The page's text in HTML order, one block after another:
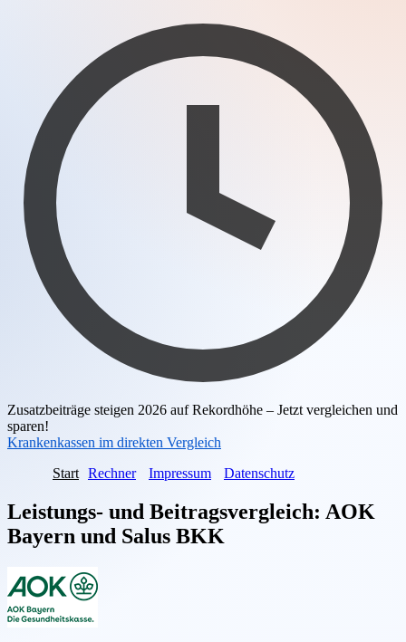
Zusatzbeiträge steigen 2026 auf Rekordhöhe – Jetzt vergleichen und
sparen!
Krankenkassen im direkten Vergleich
Start Rechner Impressum Datenschutz
Leistungs- und Beitragsvergleich: AOK
Bayern und Salus BKK